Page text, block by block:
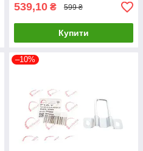
539,10 ₴ 599 ₴
Купити
–10%